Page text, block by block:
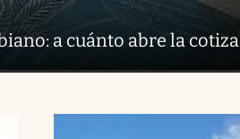
a cuánto abre la